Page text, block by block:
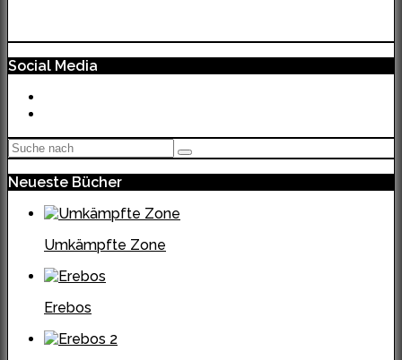
Social Media
Neueste Bücher
Umkämpfte Zone
Erebos